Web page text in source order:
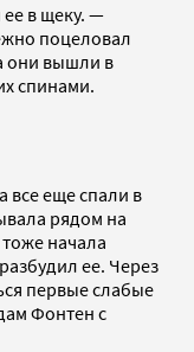
в щеку. —
поцеловал
они вышли в
спинами.
все еще спали в
рядом на
начала
ее. Через
первые слабые
Фонтен с